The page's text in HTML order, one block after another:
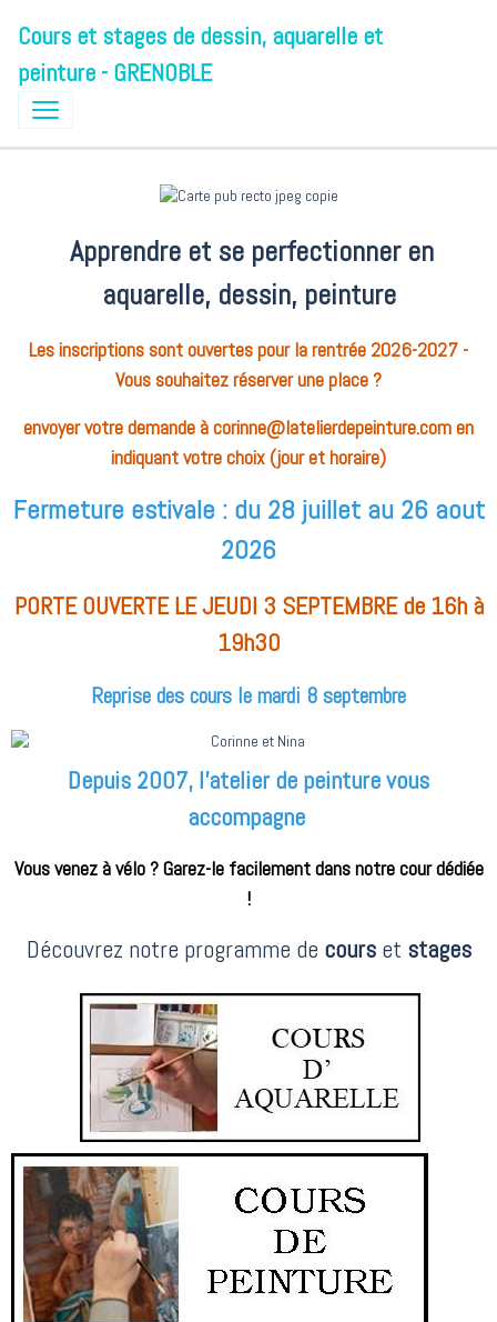
Cours et stages de dessin, aquarelle et
peinture - GRENOBLE
Apprendre et se perfectionner en
aquarelle, dessin, peinture
Les inscriptions sont ouvertes pour la rentrée 2026-2027 -
Vous souhaitez réserver une place ?
envoyer votre demande à corinne@latelierdepeinture.com en
indiquant votre choix (jour et horaire)
Fermeture estivale : du 28 juillet au 26 aout
2026
PORTE OUVERTE LE JEUDI 3 SEPTEMBRE de 16h à
19h30
Reprise des cours le mardi 8 septembre
Depuis 2007, l'atelier de peinture vous
accompagne
Vous venez à vélo ? Garez-le facilement dans notre cour dédiée
!
Découvrez notre programme de courset stages